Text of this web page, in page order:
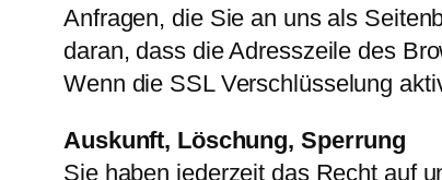
Anfragen, die Sie an uns als
daran, dass die Adresszeile des
Wenn die SSL Verschlüsselung
Auskunft, Löschung, Sperrung
Sie haben jederzeit das Recht auf